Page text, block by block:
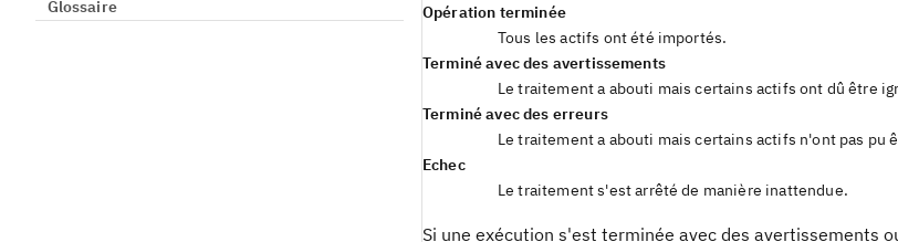
Glossaire
Opération terminée
Tous les actifs ont été importés.
Terminé avec des avertissements
Le traitement a abouti mais certains actifs ont dû être
Terminé avec des erreurs
Le traitement a abouti mais certains actifs n'ont pas
Echec
Le traitement s'est arrêté de manière inattendue.
Si une exécution s'est terminée avec des avertissements